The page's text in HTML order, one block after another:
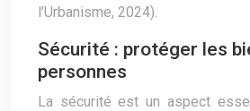
l’Urbanisme, 2024).
Sécurité : protéger les
personnes
La sécurité est un aspect